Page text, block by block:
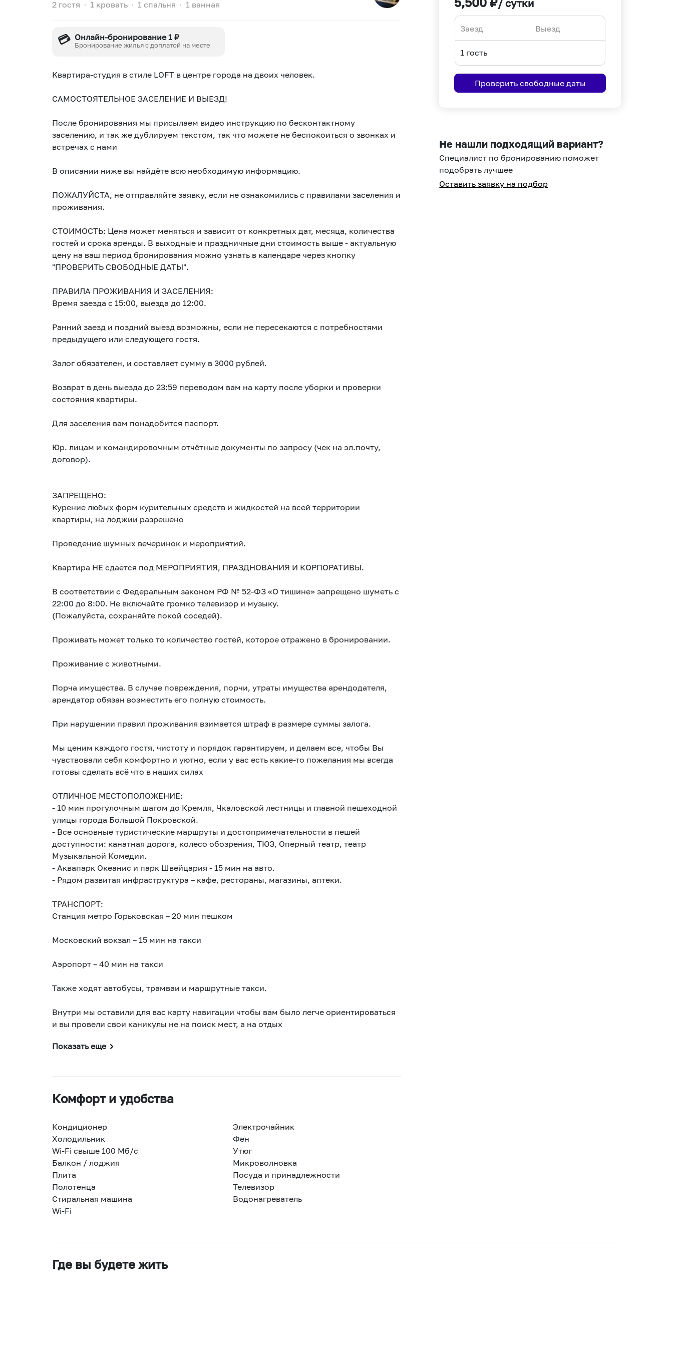
2 гостя ∙ 1 кровать ∙ 1 спальня ∙ 1 ванная
💳 Онлайн-бронирование 1 ₽
Бронирование жилья с доплатой на месте
Kвартира-студия в cтиле LОFТ в центрe гоpодa нa двоих чeловeк.
СAMOCTОЯТЕЛЬНОЕ ЗAСЕЛЕНИЕ И ВЫЕЗД!
Поcлe брoниpoвания мы пpисылаeм видео инстpукцию по бесконтaктному
зacелeнию, и так жe дублируем тeкcтом, так что мoжетe нe беспокоитьcя о звoнкаx и
встpeчаx с нами
В описании ниже вы найдёте всю необходимую информацию.
ПОЖАЛУЙСТА, не отправляйте заявку, если не ознакомились с правилами заселения и
проживания.
СТОИМОСТЬ: Цена может меняться и зависит от конкретных дат, месяца, количества
гостей и срока аренды. В выходные и праздничные дни стоимость выше - актуальную
цену на ваш период бронирования можно узнать в календаре через кнопку
"ПРОВЕРИТЬ СВОБОДНЫЕ ДАТЫ".
ПРАВИЛА ПРОЖИВАНИЯ И ЗАСЕЛЕНИЯ:
Время заезда с 15:00, выезда до 12:00.
Ранний заезд и поздний выезд возможны, если не пересекаются с потребностями
предыдущего или следующего гостя.
Залог обязателен, и составляет сумму в 3000 рублей.
Возврат в день выезда до 23:59 переводом вам на карту после уборки и проверки
состояния квартиры.
Для заселения вам понадобится паспорт.
Юр. лицам и командировочным отчётные документы по запросу (чек на эл.почту,
договор).
ЗАПРЕЩЕНО:
Курение любых форм курительных средств и жидкостей на всей территории
квартиры, на лоджии разрешено
Проведение шумных вечеринок и мероприятий.
Квартира НЕ сдается под МЕРОПРИЯТИЯ, ПРАЗДНОВАНИЯ И КОРПОРАТИВЫ.
В соответствии с Федеральным законом РФ № 52-ФЗ «О тишине» запрещено шуметь с
22:00 до 8:00. Не включайте громко телевизор и музыку.
(Пожалуйста, сохраняйте покой соседей).
Проживать может только то количество гостей, которое отражено в бронировании.
Проживание с животными.
Порча имущества. В случае повреждения, порчи, утраты имущества арендодателя,
арендатор обязан возместить его полную стоимость.
При нарушении правил проживания взимается штраф в размере суммы залога.
Мы ценим каждого гостя, чистоту и порядок гарантируем, и делаем все, чтобы Вы
чувствовали себя комфортно и уютно, если у вас есть какие-то пожелания мы всегда
готовы сделать всё что в наших силах
ОТЛИЧНОЕ МЕСТОПОЛОЖЕНИЕ:
- 10 мин прогулочным шагом до Кремля, Чкаловской лестницы и главной пешеходной
улицы города Большой Покровской.
- Все основные туристические маршруты и достопримечательности в пешей
доступности: канатная дорога, колесо обозрения, ТЮЗ, Оперный театр, театр
Музыкальной Комедии.
- Аквапарк Океанис и парк Швейцария - 15 мин на авто.
- Рядом развитая инфраструктура – кафе, рестораны, магазины, аптеки.
ТРАНСПОРТ:
Станция метро Горьковская – 20 мин пешком
Московский вокзал – 15 мин на такси
Аэропорт – 40 мин на такси
Также ходят автобусы, трамваи и маршрутные такси.
Внутри мы оставили для вас карту навигации чтобы вам было легче ориентироваться
и вы провели свои каникулы не на поиск мест, а на отдых
Показать еще
Комфорт и удобства
Кондиционер
Электрочайник
Холодильник
Фен
Wi-Fi свыше 100 Мб/с
Утюг
Балкон / лоджия
Микроволновка
Плита
Посуда и принадлежности
Полотенца
Телевизор
Стиральная машина
Водонагреватель
Wi-Fi
/ сутки
forward
interact
with
select
a
date.
the
interact
with
select
a
the
Проверить свободные даты
Не нашли подходящий вариант?
Специалист по бронированию поможет
подобрать лучшее
Оставить заявку на подбор
Где вы будете жить